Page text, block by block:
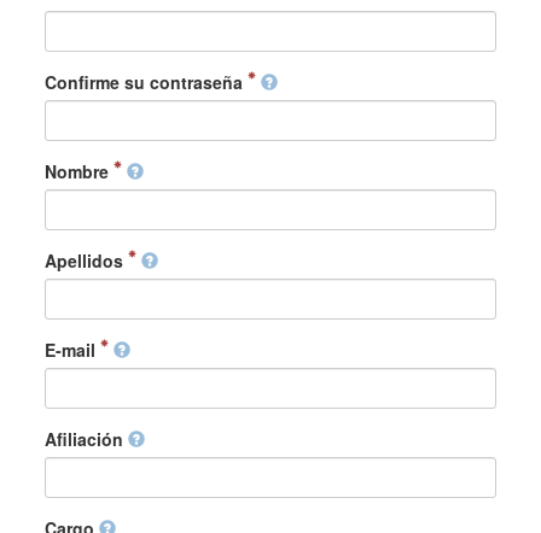
Confirme su contraseña
Nombre
Apellidos
E-mail
Afiliación
Cargo